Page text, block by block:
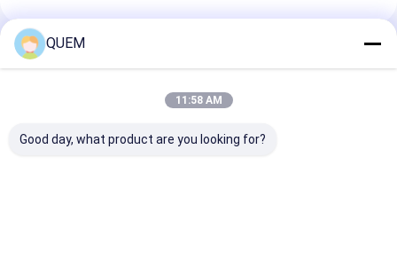
Geadviseerde Producten
QUEM
11:58 AM
Good day, what product are you looking for?